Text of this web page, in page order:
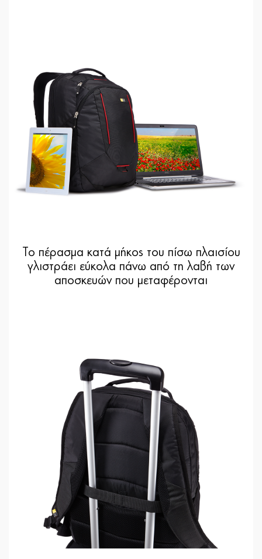
Το πέρασμα κατά μήκος του πίσω πλαισίου
γλιστράει εύκολα πάνω από τη λαβή των
αποσκευών που μεταφέρονται